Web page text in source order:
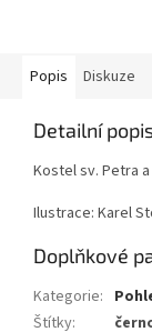
Popis Diskuze
Detailní
Kostel sv. Petra a
Ilustrace: Karel
Doplňkové
Kategorie:
Štítky: